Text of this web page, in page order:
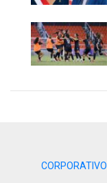
CORPORATIVO